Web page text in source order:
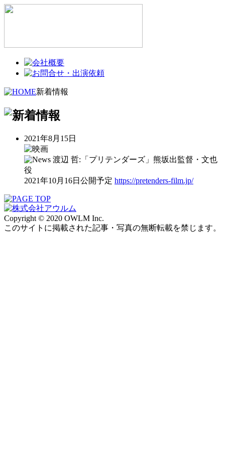
新着情報
2021年8月15日
渡辺 哲:「プリテンダーズ」熊坂出監督・文也
役
2021年10月16日公開予定 https://pretenders-film.jp/
Copyright © 2020 OWLM Inc.
このサイトに掲載された記事・写真の無断転載を禁じます。